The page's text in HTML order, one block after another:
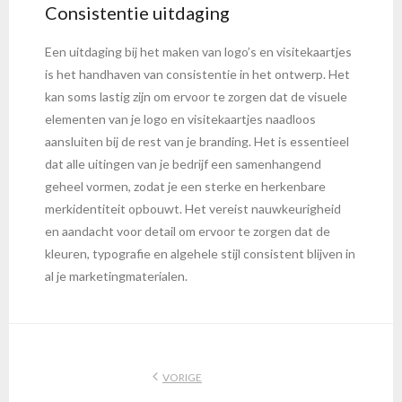
Consistentie uitdaging
Een uitdaging bij het maken van logo’s en visitekaartjes
is het handhaven van consistentie in het ontwerp. Het
kan soms lastig zijn om ervoor te zorgen dat de visuele
elementen van je logo en visitekaartjes naadloos
aansluiten bij de rest van je branding. Het is essentieel
dat alle uitingen van je bedrijf een samenhangend
geheel vormen, zodat je een sterke en herkenbare
merkidentiteit opbouwt. Het vereist nauwkeurigheid
en aandacht voor detail om ervoor te zorgen dat de
kleuren, typografie en algehele stijl consistent blijven in
al je marketingmaterialen.
VORIGE